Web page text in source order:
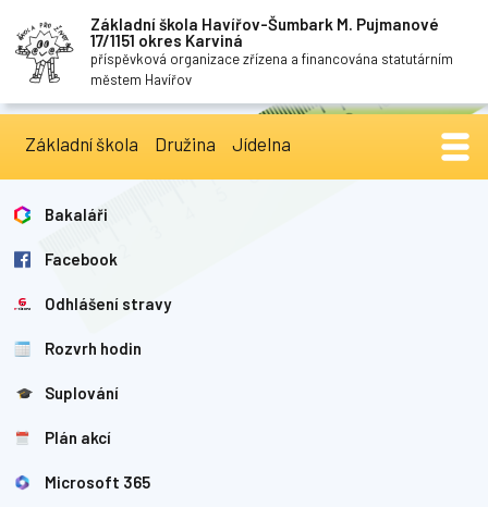
Základní škola Havířov-Šumbark M. Pujmanové
17/1151 okres Karviná
příspěvková organizace zřízena a financována statutárním
městem Havířov
Základní škola Družina Jídelna
Bakaláři
Facebook
Odhlášení stravy
Rozvrh hodin
Suplování
Plán akcí
Microsoft 365